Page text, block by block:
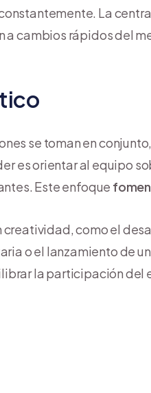
La
a cambios rápidos del
se toman en
es orientar al equipo
Este enfoque
creatividad, como el
o el lanzamiento de
la participación del